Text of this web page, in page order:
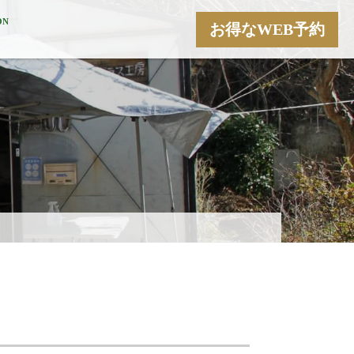
お得なWEB予約